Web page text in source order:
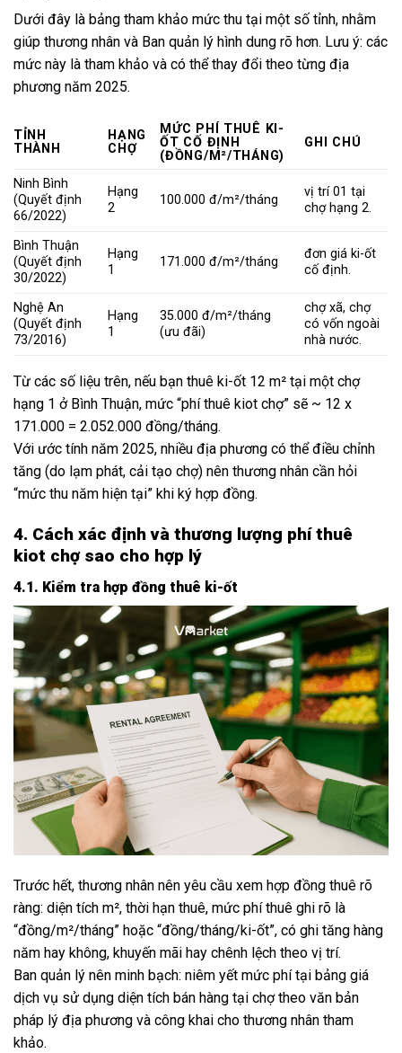
Dưới đây là bảng tham khảo mức thu tại một số tỉnh, nhằm
giúp thương nhân và Ban quản lý hình dung rõ hơn. Lưu ý: các
mức này là tham khảo và có thể thay đổi theo từng địa
phương năm 2025.
TỈNH
THÀNH
HẠNG
CHỢ
MỨC PHÍ THUÊ KI-
ỐT CỐ ĐỊNH
(ĐỒNG/M²/THÁNG)
GHI CHÚ
Ninh Bình
(Quyết định
66/2022)
Hạng
2
100.000 đ/m²/tháng
vị trí 01 tại
chợ hạng 2.
Bình Thuận
(Quyết định
30/2022)
Hạng
1
171.000 đ/m²/tháng
đơn giá ki-ốt
cố định.
Nghệ An
(Quyết định
73/2016)
Hạng
1
35.000 đ/m²/tháng
(ưu đãi)
chợ xã, chợ
có vốn ngoài
nhà nước.
Từ các số liệu trên, nếu bạn thuê ki-ốt 12 m² tại một chợ
hạng 1 ở Bình Thuận, mức “phí thuê kiot chợ” sẽ ~ 12 x
171.000 = 2.052.000 đồng/tháng.
Với ước tính năm 2025, nhiều địa phương có thể điều chỉnh
tăng (do lạm phát, cải tạo chợ) nên thương nhân cần hỏi
“mức thu năm hiện tại” khi ký hợp đồng.
4. Cách xác định và thương lượng phí thuê
kiot chợ sao cho hợp lý
4.1. Kiểm tra hợp đồng thuê ki-ốt
Trước hết, thương nhân nên yêu cầu xem hợp đồng thuê rõ
ràng: diện tích m², thời hạn thuê, mức phí thuê ghi rõ là
“đồng/m²/tháng” hoặc “đồng/tháng/ki-ốt”, có ghi tăng hàng
năm hay không, khuyến mãi hay chênh lệch theo vị trí.
Ban quản lý nên minh bạch: niêm yết mức phí tại bảng giá
dịch vụ sử dụng diện tích bán hàng tại chợ theo văn bản
pháp lý địa phương và công khai cho thương nhân tham
khảo.